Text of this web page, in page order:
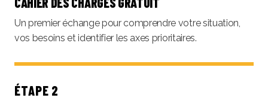
Un premier échange pour comprendre votre situation,
vos besoins et identifier les axes prioritaires.
ÉTAPE 2